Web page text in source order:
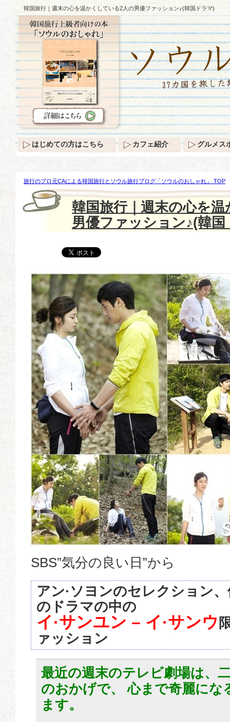
韓国旅行｜週末の心を温かくしている2人の男優ファッション♪(韓国ドラマ)
旅行のプロ元CAによる韓国旅行とソウル旅行ブログ「ソウルのおしゃれ」 TOP
を温かくしている2人の男優ファッション♪(韓国ドラマ)
韓国旅行｜週末の心を
男優ファッション♪(韓
SBS”気分の良い日”から
アン·ソヨンのセレクション
のドラマの中の
イ·サンユン – イ·サンウ
ァッション
最近の週末のテレビ劇場は、
のおかげで、 心まで奇麗にな
ます。
はじめての方はこちら カフェ紹介 グルメス